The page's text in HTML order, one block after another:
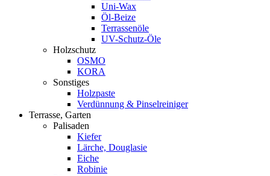
Uni-Wax
Öl-Beize
Terrassenöle
UV-Schutz-Öle
Holzschutz
OSMO
KORA
Sonstiges
Holzpaste
Verdünnung & Pinselreiniger
Terrasse, Garten
Palisaden
Kiefer
Lärche, Douglasie
Eiche
Robinie